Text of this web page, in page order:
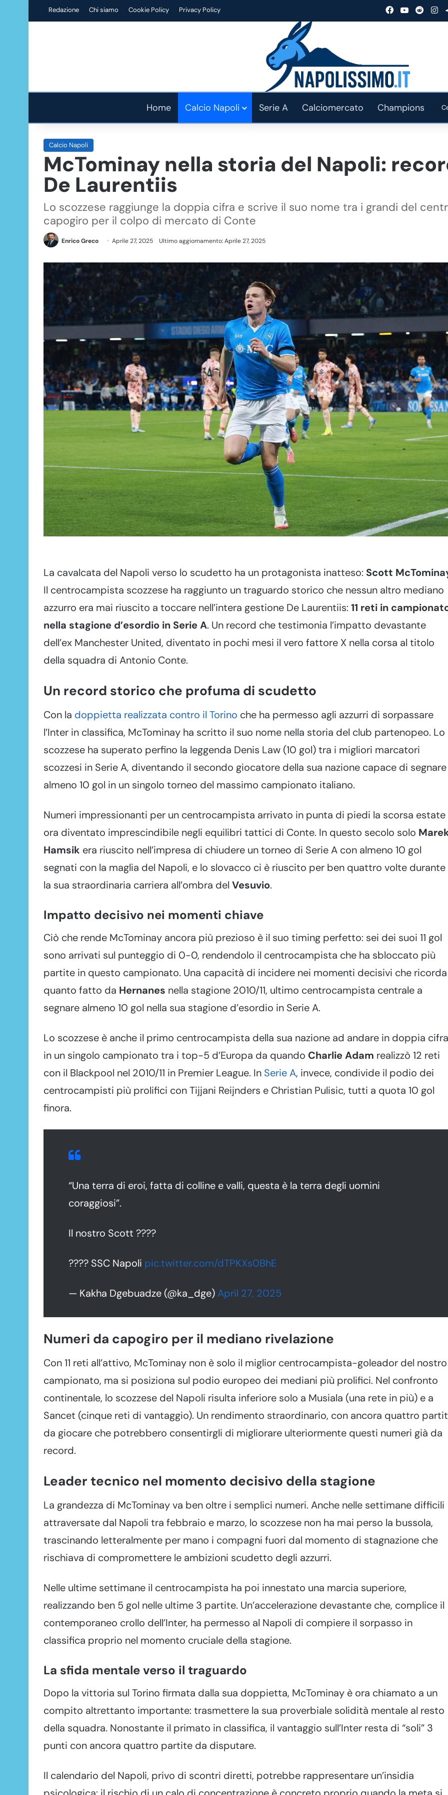
Redazione Chi siamo Cookie Policy Privacy Policy FacebookYou TubeReddit
Home Calcio Napoli Serie A Calciomercato Champions
Calcio Napoli
McTominay nella storia del Napoli:
De Laurentiis
Lo scozzese raggiunge la doppia cifra e scrive il suo nome tra i grandi del
capogiro per il colpo di mercato di Conte
Enrico Greco Aprile 27, 2025 Ultimo aggiornamento: Aprile 27, 2025
La cavalcata del Napoli verso lo scudetto ha un protagonista inatteso: Scott
Il centrocampista scozzese ha raggiunto un traguardo storico che nessun altro mediano
azzurro era mai riuscito a toccare nell’intera gestione De Laurentiis: 11 reti in
nella stagione d’esordio in Serie A. Un record che testimonia l’impatto devastante
dell’ex Manchester United, diventato in pochi mesi il vero fattore X nella corsa al titolo
della squadra di Antonio Conte.
Un record storico che profuma di scudetto
Con la doppietta realizzata contro il Torino che ha permesso agli azzurri di sorpassare
l’Inter in classifica, McTominay ha scritto il suo nome nella storia del club partenopeo. Lo
scozzese ha superato perfino la leggenda Denis Law (10 gol) tra i migliori marcatori
scozzesi in Serie A, diventando il secondo giocatore della sua nazione capace di segnare
almeno 10 gol in un singolo torneo del massimo campionato italiano.
Numeri impressionanti per un centrocampista arrivato in punta di piedi la scorsa estate
ora diventato imprescindibile negli equilibri tattici di Conte. In questo secolo solo
Hamsik era riuscito nell’impresa di chiudere un torneo di Serie A con almeno 10 gol
segnati con la maglia del Napoli, e lo slovacco ci è riuscito per ben quattro volte durante
la sua straordinaria carriera all’ombra del Vesuvio.
Impatto decisivo nei momenti chiave
Ciò che rende McTominay ancora più prezioso è il suo timing perfetto: sei dei suoi 11 gol
sono arrivati sul punteggio di 0-0, rendendolo il centrocampista che ha sbloccato più
partite in questo campionato. Una capacità di incidere nei momenti decisivi che ricorda
quanto fatto da Hernanes nella stagione 2010/11, ultimo centrocampista centrale a
segnare almeno 10 gol nella sua stagione d’esordio in Serie A.
Lo scozzese è anche il primo centrocampista della sua nazione ad andare in doppia cifra
in un singolo campionato tra i top-5 d’Europa da quando Charlie Adam realizzò 12 reti
con il Blackpool nel 2010/11 in Premier League. In Serie A, invece, condivide il podio dei
centrocampisti più prolifici con Tijjani Reijnders e Christian Pulisic, tutti a quota 10 gol
finora.
“Una terra di eroi, fatta di colline e valli, questa è la terra degli uomini
coraggiosi”.
Il nostro Scott ????
???? SSC Napoli pic.twitter.com/dTPKXs0BhE
— Kakha Dgebuadze (@ka_dge)April 27, 2025
Numeri da capogiro per il mediano rivelazione
Con 11 reti all’attivo, McTominay non è solo il miglior centrocampista-goleador del nostro
campionato, ma si posiziona sul podio europeo dei mediani più prolifici. Nel confronto
continentale, lo scozzese del Napoli risulta inferiore solo a Musiala (una rete in più) e a
Sancet (cinque reti di vantaggio). Un rendimento straordinario, con ancora quattro
da giocare che potrebbero consentirgli di migliorare ulteriormente questi numeri già da
record.
Leader tecnico nel momento decisivo della stagione
La grandezza di McTominay va ben oltre i semplici numeri. Anche nelle settimane difficili
attraversate dal Napoli tra febbraio e marzo, lo scozzese non ha mai perso la bussola,
trascinando letteralmente per mano i compagni fuori dal momento di stagnazione che
rischiava di compromettere le ambizioni scudetto degli azzurri.
Nelle ultime settimane il centrocampista ha poi innestato una marcia superiore,
realizzando ben 5 gol nelle ultime 3 partite. Un’accelerazione devastante che, complice il
contemporaneo crollo dell’Inter, ha permesso al Napoli di compiere il sorpasso in
classifica proprio nel momento cruciale della stagione.
La sfida mentale verso il traguardo
Dopo la vittoria sul Torino firmata dalla sua doppietta, McTominay è ora chiamato a un
compito altrettanto importante: trasmettere la sua proverbiale solidità mentale al resto
della squadra. Nonostante il primato in classifica, il vantaggio sull’Inter resta di “soli” 3
punti con ancora quattro partite da disputare.
Il calendario del Napoli, privo di scontri diretti, potrebbe rappresentare un’insidia